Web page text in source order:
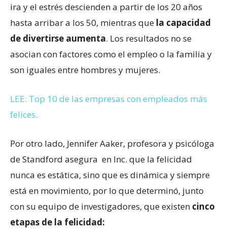
ira y el estrés descienden a partir de los 20 años
hasta arribar a los 50, mientras que la capacidad
de divertirse aumenta. Los resultados no se
asocian con factores como el empleo o la familia y
son iguales entre hombres y mujeres.
LEE: Top 10 de las empresas con empleados más
felices.
Por otro lado, Jennifer Aaker, profesora y psicóloga
de Standford asegura en Inc. que la felicidad
nunca es estática, sino que es dinámica y siempre
está en movimiento, por lo que determinó, junto
con su equipo de investigadores, que existen cinco
etapas de la felicidad: